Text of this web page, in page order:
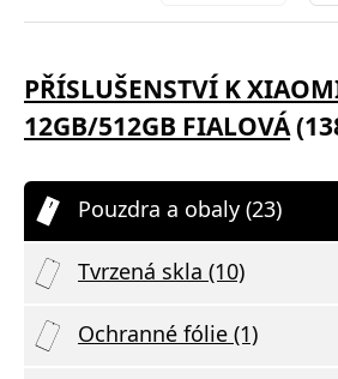
PŘÍSLUŠENSTVÍ K
12GB/512GB FIALOVÁ
Pouzdra a obaly (23)
Tvrzená skla (10)
Ochranné fólie (1)